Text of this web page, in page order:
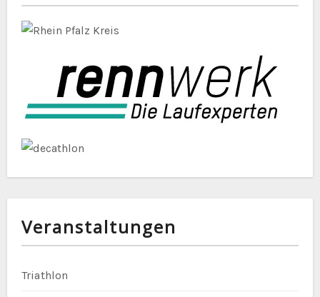
Veranstaltungen
Triathlon